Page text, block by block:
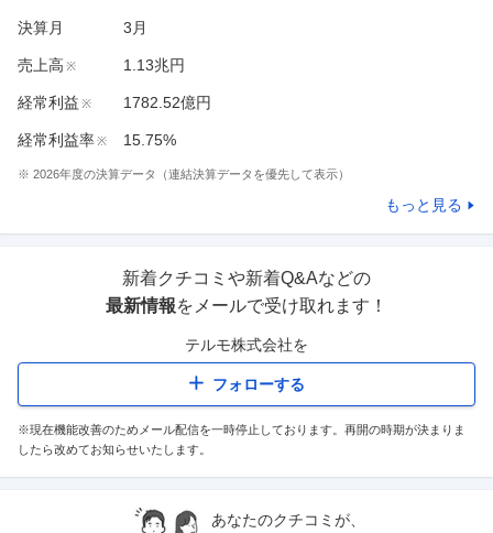
決算月 3 月
売上高 ※ 1.13兆円
経常利益 ※ 1782.52億円
経常利益率※ 15.75%
※ 2026年度の決算データ（連結決算データを優先して表示）
もっと見る
新着クチコミや新着Q&Aなどの
最新情報をメールで受け取れます！
テルモ株式会社を
フォローする
※現在機能改善のためメール配信を一時停止しております。再開の時期が決まりま
したら改めてお知らせいたします。
あなたのクチコミが、